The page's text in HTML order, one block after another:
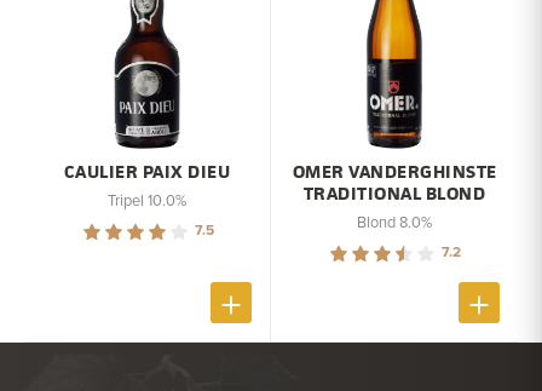
CAULIER PAIX DIEU
Tripel 10.0%
7.5
OMER VANDERGHINSTE
TRADITIONAL BLOND
Blond 8.0%
7.2